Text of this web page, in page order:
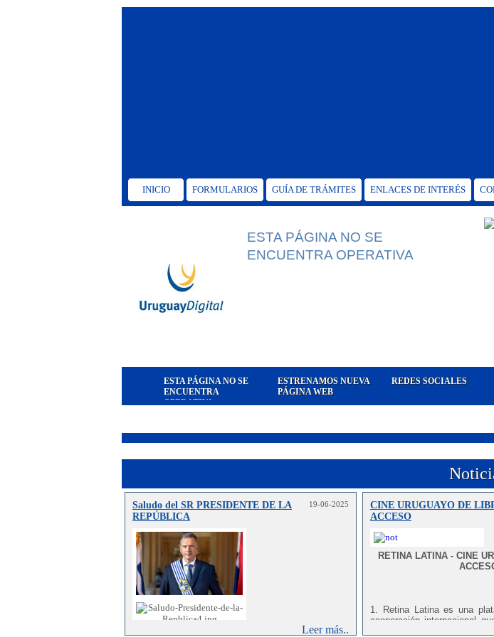
INICIO FORMULARIOS GUÍA DE TRÁMITES ENLACES DE INTERÉS
ESTA PÁGINA NO SE
ENCUENTRA OPERATIVA
ESTA PÁGINA NO SE
ENCUENTRA
OPERATIVA
ESTRENAMOS NUEVA
PÁGINA WEB
REDES SOCIALES
Saludo del SR PRESIDENTE DE LA
REPÚBLICA
19-06-2025
Leer más..
CINE URUGUAYO DE
ACCESO
RETINA LATINA - CINE
1. Retina Latina es una
cooperación internacional
diversa selección de